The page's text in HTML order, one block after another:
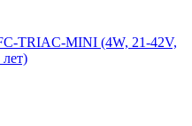
TRIAC-MINI (4W, 21-42V,